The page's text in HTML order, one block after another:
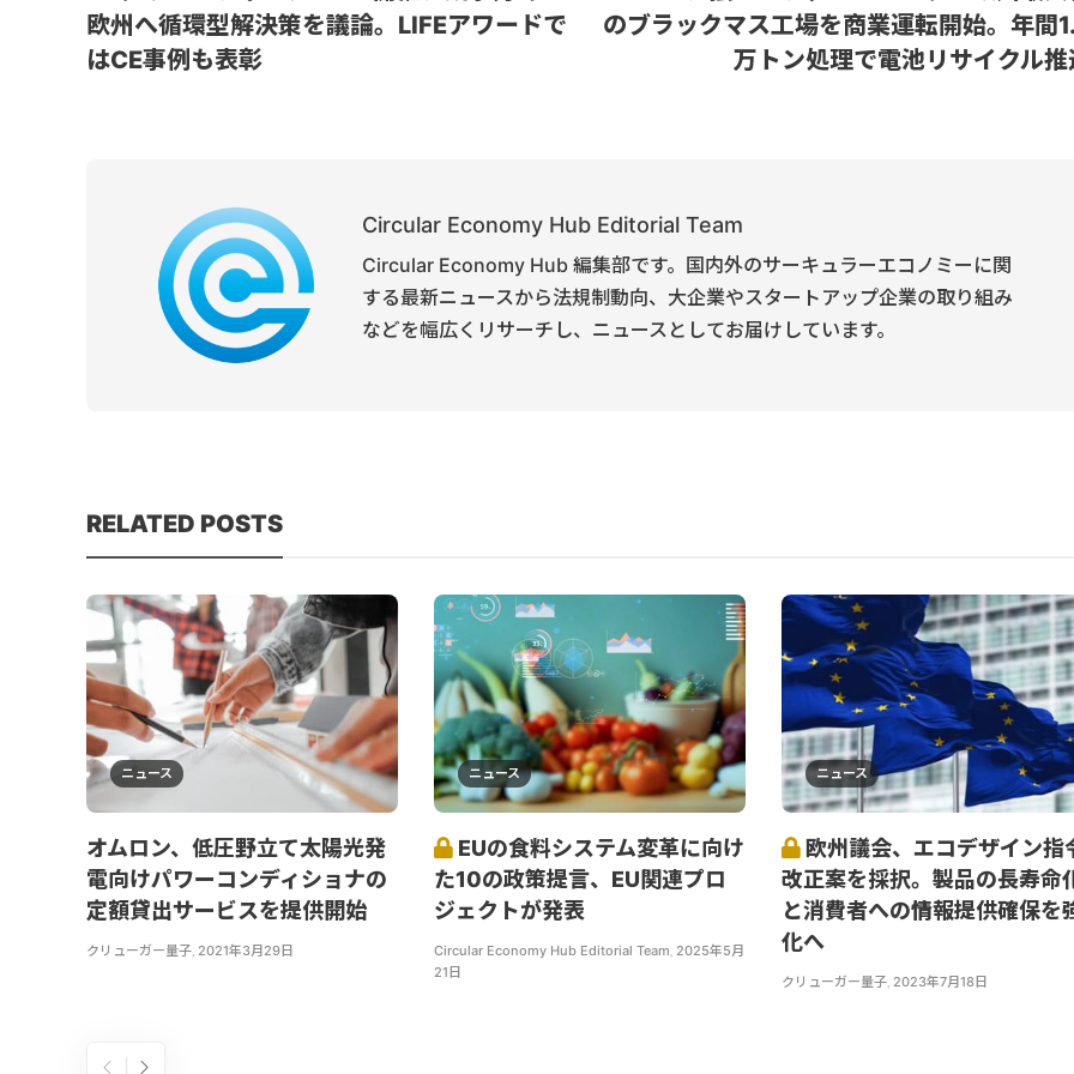
欧州へ循環型解決策を議論。LIFEアワードで
はCE事例も表彰
のブラックマス工場を商業運転開始。年間
万トン処理で電池リサイクル推
Circular Economy Hub Editorial Team
Circular Economy Hub 編集部です。国内外のサーキュラーエコノミーに関
する最新ニュースから法規制動向、大企業やスタートアップ企業の取り組み
などを幅広くリサーチし、ニュースとしてお届けしています。
RELATED POSTS
ニュース
オムロン、低圧野立て太陽光発
電向けパワーコンディショナの
定額貸出サービスを提供開始
クリューガー量子, 2021年3月29日
ニュース
EUの食料システム変革に向け
た10の政策提言、EU関連プロ
ジェクトが発表
Circular Economy Hub Editorial Team, 2025年5月
21日
ニュース
欧州議会、エコデザイン指
改正案を採択。製品の長寿命
と消費者への情報提供確保を
化へ
クリューガー量子, 2023年7月18日